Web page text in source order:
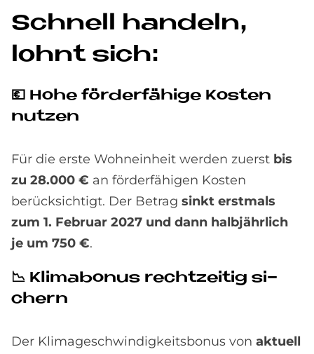
Schnell han­deln,
lohnt sich:
💶 Hohe för­der­fä­hi­ge Ko­sten
nut­zen
Für die erste Wohneinheit werden zuerst bis
zu 28.000 € an förderfähigen Kosten
berücksichtigt. Der Betrag sinkt erstmals
zum 1. Februar 2027 und dann halbjährlich
je um 750 €.
📉 Kli­m­abo­nus recht­zei­tig si­
chern
Der Klimageschwindigkeitsbonus von aktuell